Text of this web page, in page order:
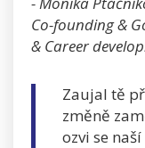
Co-founding &
& Career
Zaujal tě
změně
ozvi se naší